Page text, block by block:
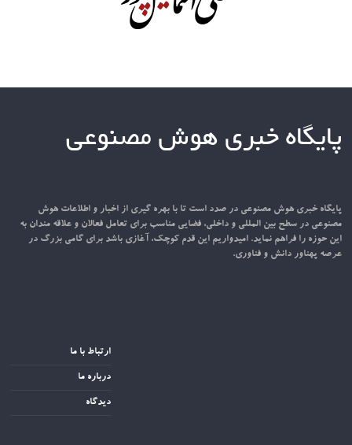
پایگاه خبری هوش مصنوعی
پایگاه خبری هوش مصنوعی در صدد است تا با بهره گیری از اخبار و اطلاعات هوش
مصنوعی در سطح بین المللی و داخلی، فضایی مناسب برای تعامل فعالان و علاقه مندان به
این حوزه را فراهم نماید. امیدواریم این قدم کوچک، آغازی باشد برای گامی بزرگ در
عرصه پهناور دانش و فناوری.
ارتباط با ما
درباره ما
دیدگاه